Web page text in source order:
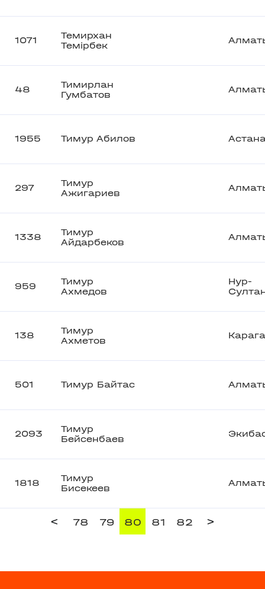
1071
Темирхан
Темірбек
48
Тимирлан
Гумбатов
1955 Тимур Абилов
297
Тимур
Ажигариев
1338
Тимур
Айдарбеков
959
Тимур
Ахмедов
Нур-
138
Тимур
Ахметов
501 Тимур Байтас
2093
Тимур
Бейсенбаев
1818
Тимур
Бисекеев
< 78 79 80 81 82 >